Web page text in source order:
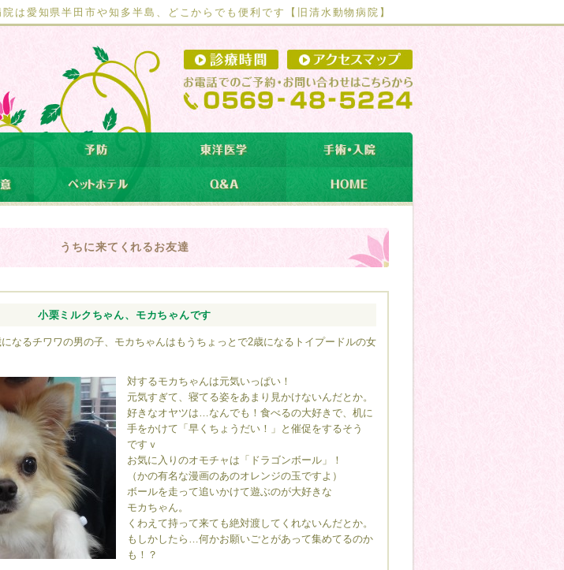
は愛知県半田市や知多半島、どこからでも便利です【 旧清水動物病院】
うちに来てくれるお友達
小栗ミルクちゃん、モカちゃんです
なるチワワの男の子、モカちゃんはもうちょっとで2歳になるトイプードルの女
対するモカちゃんは元気いっぱい！
元気すぎて、寝てる姿をあまり見かけないんだとか。
好きなオヤツは…なんでも！食べるの大好きで、机に
手をかけて「早くちょうだい！」と催促をするそう
ですｖ
お気に入りのオモチャは「ドラゴンボール」！
（かの有名な漫画のあのオレンジの玉ですよ）
ボールを走って追いかけて遊ぶのが大好きな
モカちゃん。
くわえて持って来ても絶対渡してくれないんだとか。
もしかしたら…何かお願いごとがあって集めてるのか
も！？